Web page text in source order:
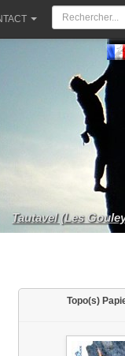
Tautavel (Les
Topo(s)